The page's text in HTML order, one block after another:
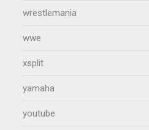
wrestlemania
wwe
xsplit
yamaha
youtube